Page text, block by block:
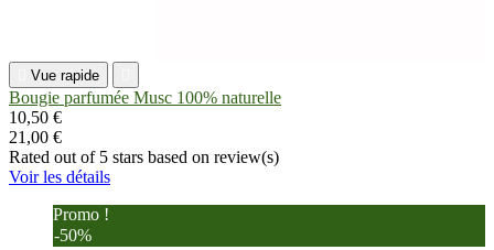
Vue rapide
Bougie parfumée Musc 100% naturelle
10,50 €
21,00 €
Rated out of 5 stars based on review(s)
Voir les détails
Promo !
-50%